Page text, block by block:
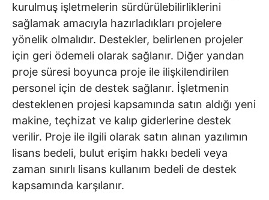
kurulmuş işletmelerin sürdürülebilirliklerini
sağlamak amacıyla hazırladıkları projelere
yönelik olmalıdır. Destekler, belirlenen projeler
için geri ödemeli olarak sağlanır. Diğer yandan
proje süresi boyunca proje ile ilişkilendirilen
personel için de destek sağlanır. İşletmenin
desteklenen projesi kapsamında satın aldığı yeni
makine, teçhizat ve kalıp giderlerine destek
verilir. Proje ile ilgili olarak satın alınan yazılımın
lisans bedeli, bulut erişim hakkı bedeli veya
zaman sınırlı lisans kullanım bedeli de destek
kapsamında karşılanır.